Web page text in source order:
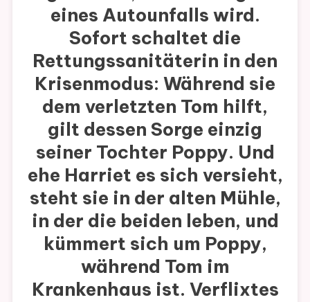
eines Autounfalls wird.
Sofort schaltet die
Rettungssanitäterin in den
Krisenmodus: Während sie
dem verletzten Tom hilft,
gilt dessen Sorge einzig
seiner Tochter Poppy. Und
ehe Harriet es sich versieht,
steht sie in der alten Mühle,
in der die beiden leben, und
kümmert sich um Poppy,
während Tom im
Krankenhaus ist. Verflixtes